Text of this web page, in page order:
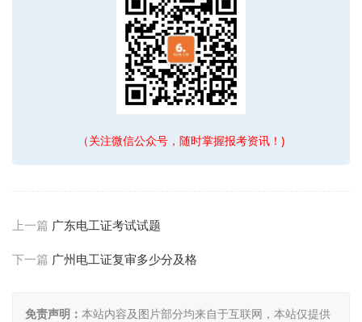
（关注微信公众号，随时掌握报考资讯！)
上一篇 广东电工证考试试题
下一篇 广州电工证复审多少分及格
免责声明： 本站内容及图片部分均来自于互联网，本站仅提供